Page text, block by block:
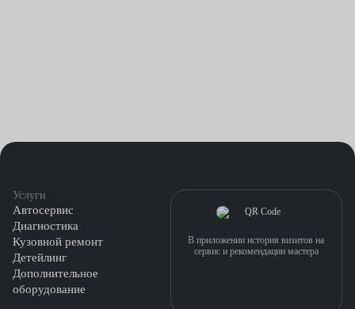
Услуги
Автосервис
Диагностика
Кузовной ремонт
Детейлинг
Дополнительное
оборудование
В приложении история визитов на
сервис и рекомендации мастера